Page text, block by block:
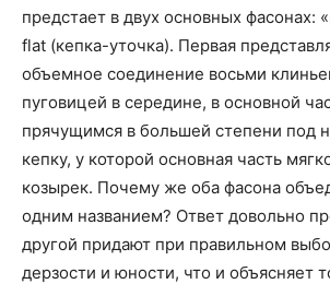
предстает в двух основных фасонах:
flat (кепка-уточка). Первая
объемное соединение восьми
пуговицей в середине, в основной
прячущимся в большей степени под
кепку, у которой основная часть
козырек. Почему же оба фасона
одним названием? Ответ довольно
другой придают при правильном
дерзости и юности, что и объясняет